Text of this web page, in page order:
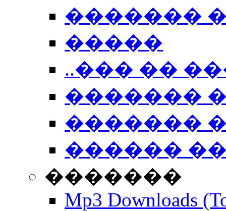
�������
�����
..��� ��
�������
�������
������
�������
Mp3 Downloads